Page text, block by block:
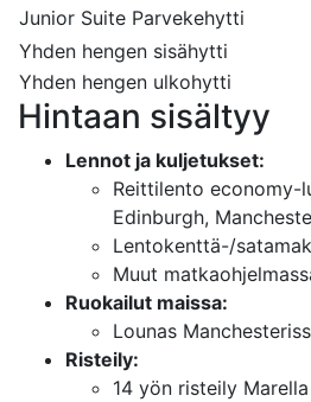
Junior Suite Parvekehytti
Yhden hengen sisähytti
Yhden hengen ulkohytti
Hintaan sisältyy
Lennot ja kuljetukset:
Reittilento economy-
Edinburgh,
Lentokenttä-/
Muut
Ruokailut maissa:
Lounas
Risteily:
14 yön risteily